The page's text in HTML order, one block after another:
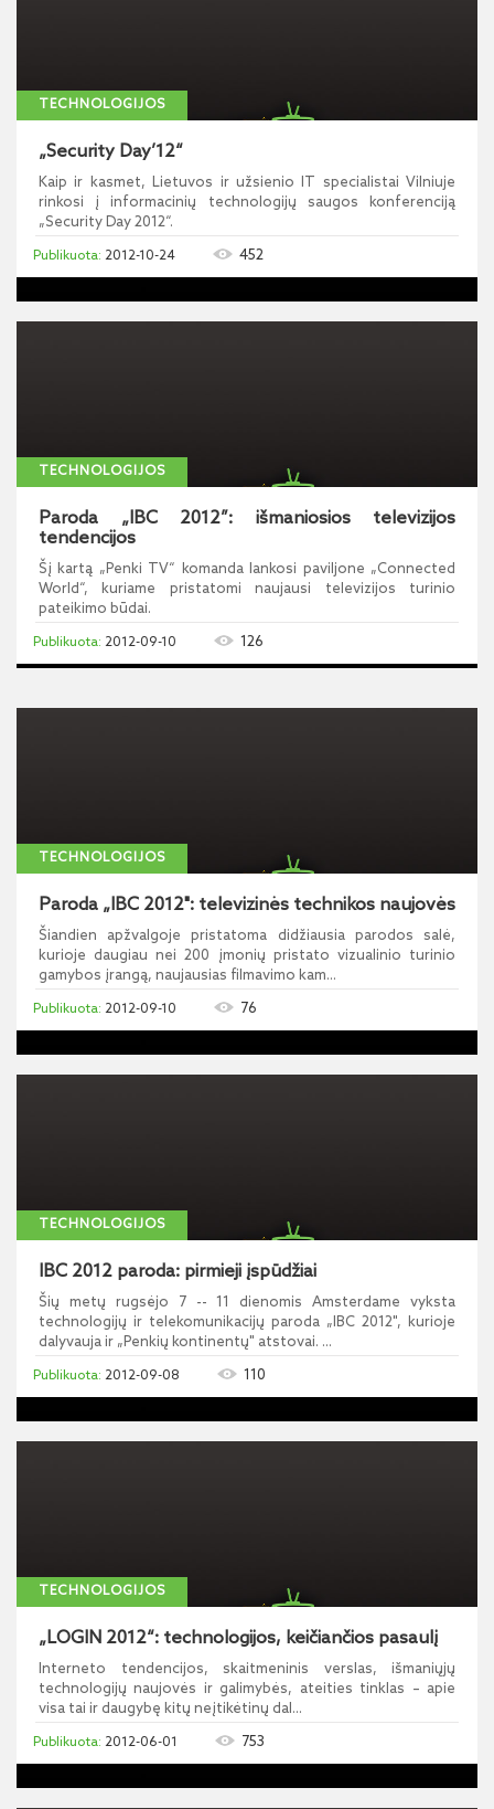
TECHNOLOGIJOS
„Security Day’12“
Kaip ir kasmet, Lietuvos ir užsienio IT specialistai Vilniuje
rinkosi į informacinių technologijų saugos konferenciją
„Security Day 2012“.
2012-10-24 452
TECHNOLOGIJOS
Paroda „IBC 2012”: išmaniosios televizijos
tendencijos
Šį kartą „Penki TV“ komanda lankosi paviljone „Connected
World“, kuriame pristatomi naujausi televizijos turinio
pateikimo būdai.
2012-09-10 126
TECHNOLOGIJOS
Paroda „IBC 2012": televizinės technikos naujovės
Šiandien apžvalgoje pristatoma didžiausia parodos salė,
kurioje daugiau nei 200 įmonių pristato vizualinio turinio
gamybos įrangą, naujausias filmavimo kam...
2012-09-10 76
TECHNOLOGIJOS
IBC 2012 paroda: pirmieji įspūdžiai
Šių metų rugsėjo 7 -- 11 dienomis Amsterdame vyksta
technologijų ir telekomunikacijų paroda „IBC 2012", kurioje
dalyvauja ir „Penkių kontinentų" atstovai. ...
2012-09-08 110
TECHNOLOGIJOS
„LOGIN 2012“: technologijos, keičiančios pasaulį
Interneto tendencijos, skaitmeninis verslas, išmaniųjų
technologijų naujovės ir galimybės, ateities tinklas – apie
visa tai ir daugybę kitų neįtikėtinų dal...
2012-06-01 753